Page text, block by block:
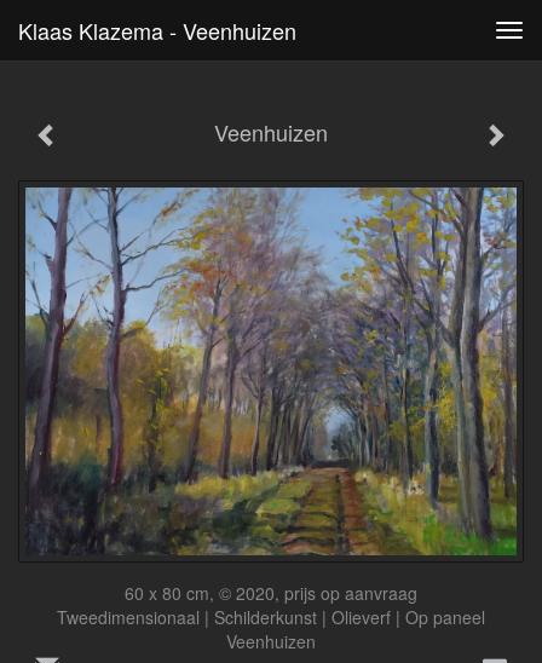
Klaas Klazema - Veenhuizen
Veenhuizen
60 x 80 cm, © 2020, prijs op aanvraag
Tweedimensionaal | Schilderkunst | Olieverf | Op paneel
Veenhuizen